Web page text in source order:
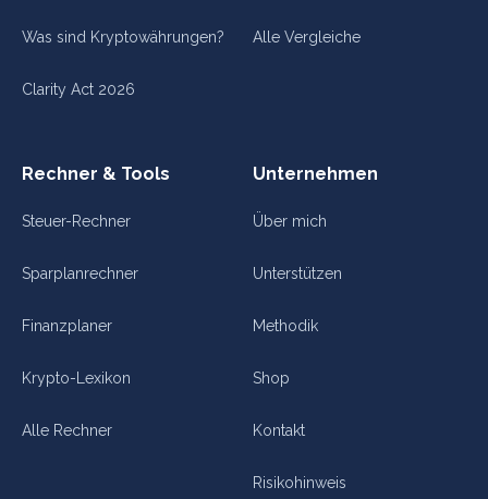
Was sind Kryptowährungen?
Clarity Act 2026
Alle Vergleiche
Rechner & Tools
Steuer-Rechner
Sparplanrechner
Finanzplaner
Krypto-Lexikon
Alle Rechner
Unternehmen
Über mich
Unterstützen
Methodik
Shop
Kontakt
Risikohinweis